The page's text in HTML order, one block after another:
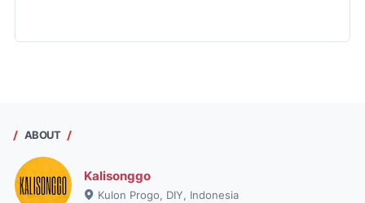
ABOUT
Kalisonggo
Kulon Progo, DIY, Indonesia